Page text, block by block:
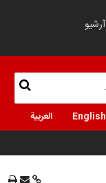
آرشیو
English العربية